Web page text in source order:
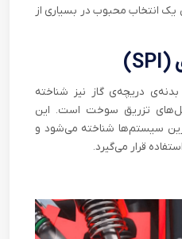
انتخاب محبوب در بسیاری از
(
SPI
)
دریچه‌ی گاز نیز شناخته
تزریق سوخت است. این
سیستم‌ها شناخته می‌شود و
قرار می‌گیرد.